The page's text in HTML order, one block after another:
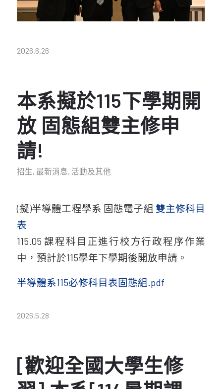
2026.6.26
本系擬於115下學期開
放 固態組雙主修申
請!
招生, 最新消息, 活動及其他
(擬)半導體工程學系 固態電子組 雙主修科目
表
115.05 課程科目正進行校方行政程序作業
中，預計於115學年下學期後開放申請。
半導體系115必修科目表固態組.pdf
2026.5.28
[歡迎全國大學生修